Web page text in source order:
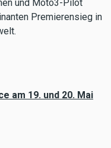
und Moto3-Pilot
Premierensieg in
am 19. und 20. Mai